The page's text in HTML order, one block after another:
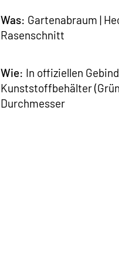
Was: Gartenabraum |
Rasenschnitt
Wie: In offiziellen
Kunststoffbehälter
Durchmesser